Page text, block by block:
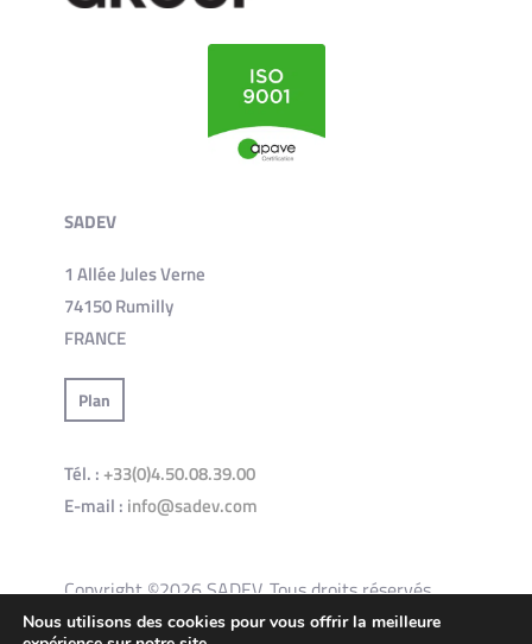
SADEV
1 Allée Jules Verne
74150 Rumilly
FRANCE
Plan
Tél. : +33(0)4.50.08.39.00
E-mail : info@sadev.com
Copyright ©2026 SADEV. Tous droits réservés.
Nous utilisons des cookies pour vous offrir la meilleure